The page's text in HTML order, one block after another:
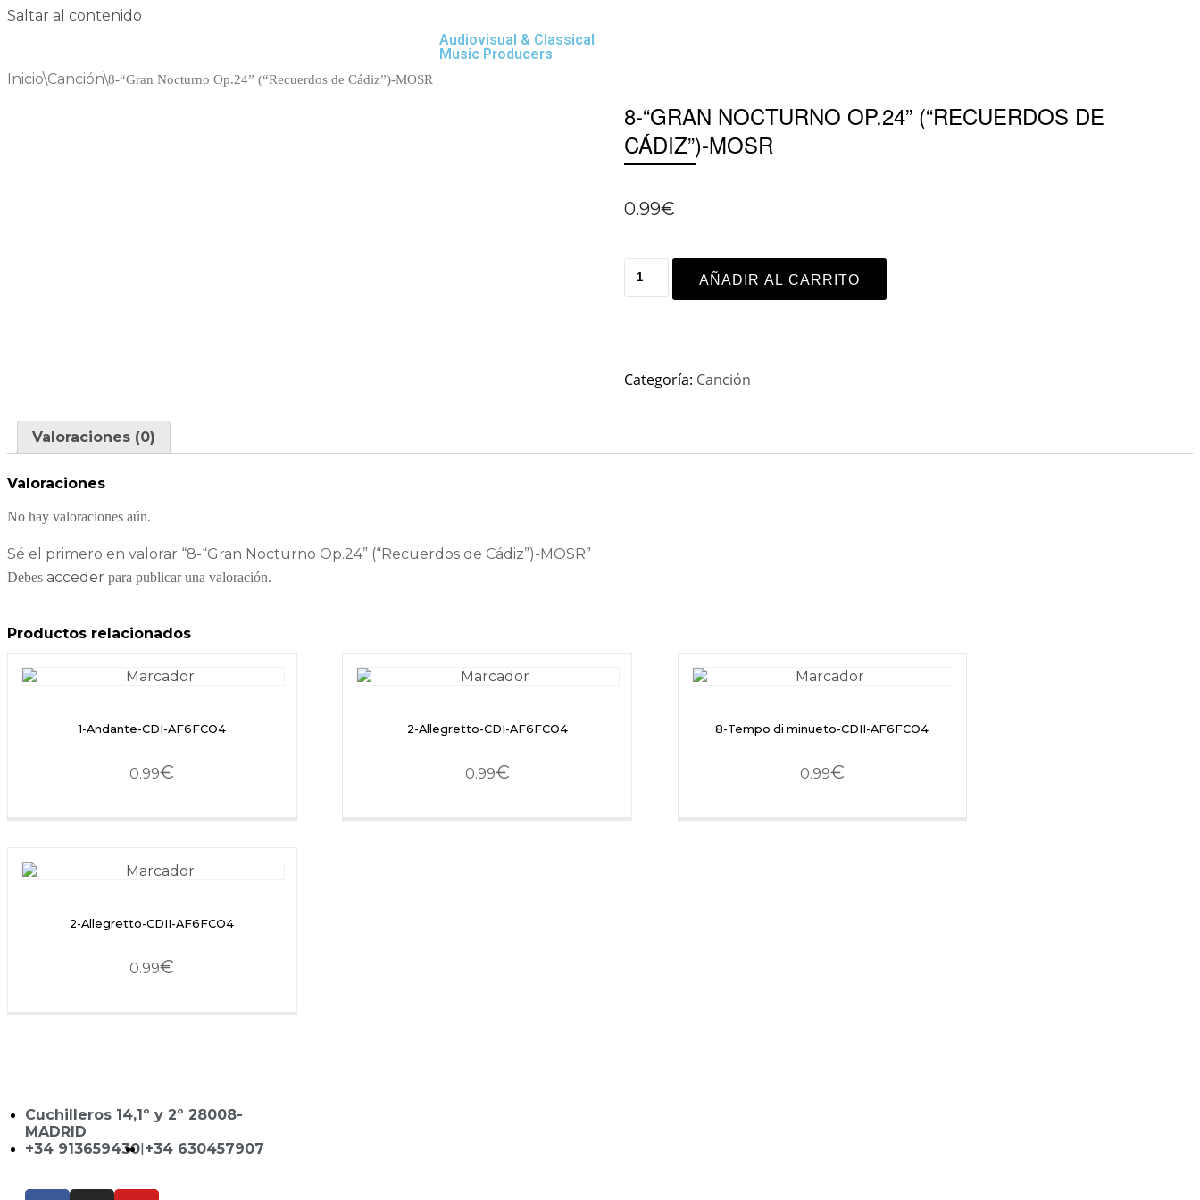
Saltar al contenido
Audiovisual & Classical
Music Producers
Inicio\Canción\8-“Gran Nocturno Op.24” (“Recuerdos de Cádiz”)-MOSR
8-“GRAN NOCTURNO OP.24” (“RECUERDOS DE
CÁDIZ”)-MOSR
0.99€
AÑADIR AL CARRITO
Categoría: Canción
Valoraciones (0)
Valoraciones
No hay valoraciones aún.
Sé el primero en valorar “8-“Gran Nocturno Op.24” (“Recuerdos de Cádiz”)-MOSR”
Debes acceder para publicar una valoración.
Productos relacionados
1-Andante-CDI-AF6FCO4
0.99€
2-Allegretto-CDI-AF6FCO4
0.99€
8-Tempo di minueto-CDII-AF6FCO4
0.99€
2-Allegretto-CDII-AF6FCO4
0.99€
Cuchilleros 14,1º y 2º 28008-
MADRID
+34 913659430|+34 630457907